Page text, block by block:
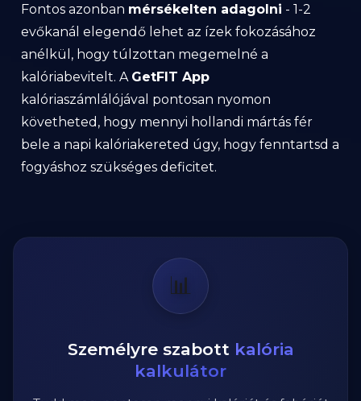
Fontos azonban mérsékelten adagolni - 1-2
evőkanál elegendő lehet az ízek fokozásához
anélkül, hogy túlzottan megemelné a
kalóriabevitelt. A GetFIT App
kalóriaszámlálójával pontosan nyomon
követheted, hogy mennyi hollandi mártás fér
bele a napi kalóriakereted úgy, hogy fenntartsd a
fogyáshoz szükséges deficitet.
📊
Személyre szabott kalória
kalkulátor